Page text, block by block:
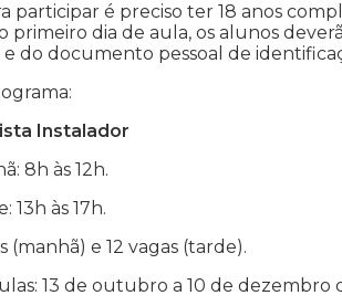
participar é preciso ter 18 anos
primeiro dia de aula, os alunos
do documento pessoal de
Instalador
8h às 12h.
13h às 17h.
(manhã) e 12 vagas (tarde).
13 de outubro a 10 de dezembro